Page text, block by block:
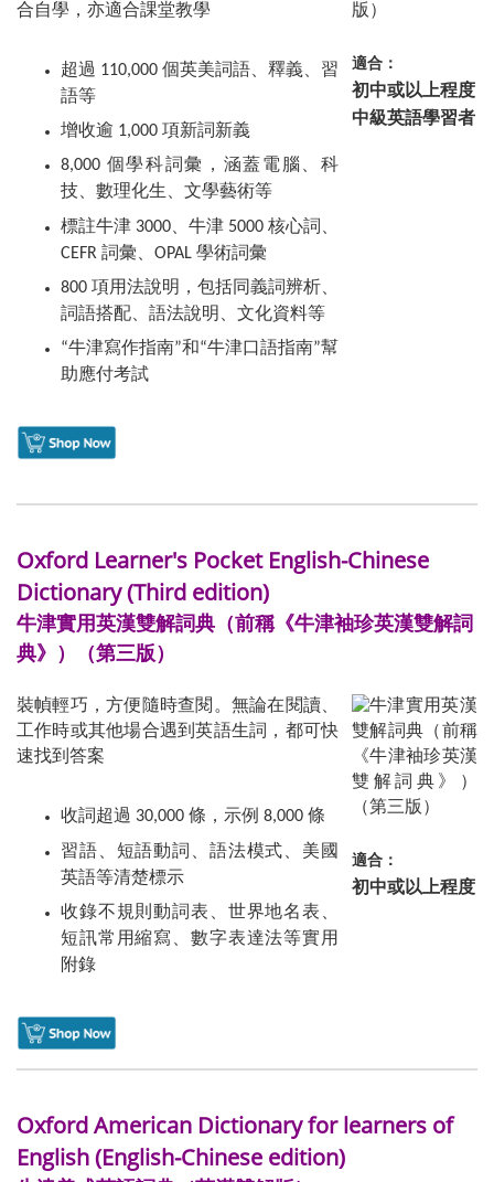
合自學，亦適合課堂教學
超過 110,000 個英美詞語、釋義、習
語等
增收逾 1,000 項新詞新義
8,000 個學科詞彙，涵蓋電腦、科
技、數理化生、文學藝術等
標註牛津 3000、牛津 5000 核心詞、
CEFR 詞彙、OPAL 學術詞彙
800 項用法說明，包括同義詞辨析、
詞語搭配、語法說明、文化資料等
“牛津寫作指南”和“牛津口語指南”幫
助應付考試
適合：
初中或以上程度
中級英語學習者
Oxford Learner's Pocket English-Chinese
Dictionary (Third edition)
牛津實用英漢雙解詞典（前稱《牛津袖珍英漢雙解詞
典》）（第三版）
裝幀輕巧，方便隨時查閱。無論在閱讀、
工作時或其他場合遇到英語生詞，都可快
速找到答案
收詞超過 30,000 條，示例 8,000 條
習語、短語動詞、語法模式、美國
英語等清楚標示
收錄不規則動詞表、世界地名表、
短訊常用縮寫、數字表達法等實用
附錄
適合：
初中或以上程度
Oxford American Dictionary for learners of
English (English-Chinese edition)